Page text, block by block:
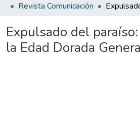
Revista Comunicación
Expulsado del
la Edad Dorada